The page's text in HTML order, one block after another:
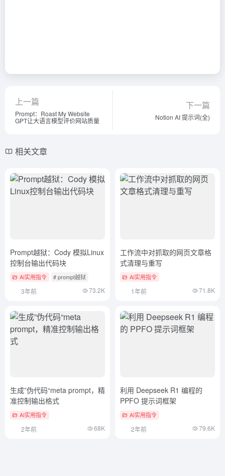
上一篇
Prompt：Roast My Website
GPT让大语言模型评价网站质量
下一篇
Notion AI 提示词(全)
相关文章
Prompt越狱：Cody 模拟Linux
控制台输出代码块
AI实用指令 # prompt越狱
3年前 73.2K
工作流中对抓取的网页文章格
式清理与重写
AI实用指令
1年前 71.8K
生成”伪代码“meta prompt，精
准控制输出格式
AI实用指令
2年前 68K
利用 Deepseek R1 编程的
PPFO 提示词框架
AI实用指令
2年前 79.6K